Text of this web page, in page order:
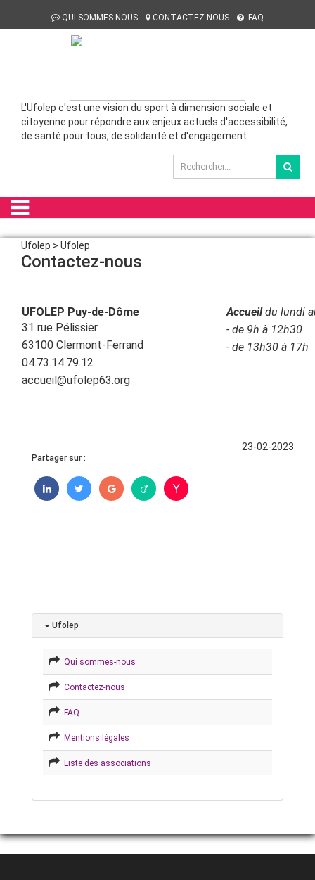
QUI SOMMES NOUS CONTACTEZ-NOUS FAQ
L'Ufolep c'est une vision du sport à dimension sociale et
citoyenne pour répondre aux enjeux actuels d'accessibilité,
de santé pour tous, de solidarité et d'engagement.
Ufolep > Ufolep
Contactez-nous
UFOLEP Puy-de-Dôme
31 rue Pélissier
63100 Clermont-Ferrand
04.73.14.79.12
accueil@ufolep63.org
Accueildu lundi
- de 9h à 12h30
- de 13h30 à 17h
23-02-2023
Partager sur :
Ufolep
Qui sommes-nous
Contactez-nous
FAQ
Mentions légales
Liste des associations